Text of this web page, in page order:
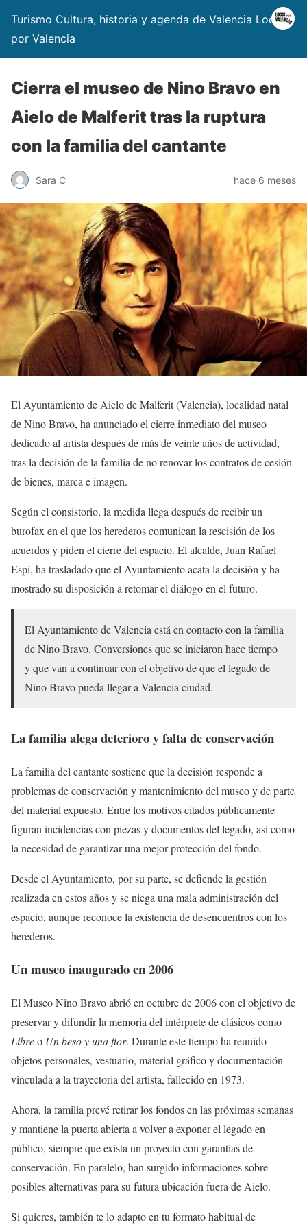
Turismo Cultura, historia y agenda de Valencia Locos
por Valencia
Cierra el museo de Nino Bravo en
Aielo de Malferit tras la ruptura
con la familia del cantante
Sara C hace 6 meses
El Ayuntamiento de Aielo de Malferit (Valencia), localidad natal
de Nino Bravo, ha anunciado el cierre inmediato del museo
dedicado al artista después de más de veinte años de actividad,
tras la decisión de la familia de no renovar los contratos de cesión
de bienes, marca e imagen.
Según el consistorio, la medida llega después de recibir un
burofax en el que los herederos comunican la rescisión de los
acuerdos y piden el cierre del espacio. El alcalde, Juan Rafael
Espí, ha trasladado que el Ayuntamiento acata la decisión y ha
mostrado su disposición a retomar el diálogo en el futuro.
El Ayuntamiento de Valencia está en contacto con la familia
de Nino Bravo. Conversiones que se iniciaron hace tiempo
y que van a continuar con el objetivo de que el legado de
Nino Bravo pueda llegar a Valencia ciudad.
La familia alega deterioro y falta de conservación
La familia del cantante sostiene que la decisión responde a
problemas de conservación y mantenimiento del museo y de parte
del material expuesto. Entre los motivos citados públicamente
figuran incidencias con piezas y documentos del legado, así como
la necesidad de garantizar una mejor protección del fondo.
Desde el Ayuntamiento, por su parte, se defiende la gestión
realizada en estos años y se niega una mala administración del
espacio, aunque reconoce la existencia de desencuentros con los
herederos.
Un museo inaugurado en 2006
El Museo Nino Bravo abrió en octubre de 2006 con el objetivo de
preservar y difundir la memoria del intérprete de clásicos como
Libreo Un beso y una flor. Durante este tiempo ha reunido
objetos personales, vestuario, material gráfico y documentación
vinculada a la trayectoria del artista, fallecido en 1973.
Ahora, la familia prevé retirar los fondos en las próximas semanas
y mantiene la puerta abierta a volver a exponer el legado en
público, siempre que exista un proyecto con garantías de
conservación. En paralelo, han surgido informaciones sobre
posibles alternativas para su futura ubicación fuera de Aielo.
Si quieres, también te lo adapto en tu formato habitual de